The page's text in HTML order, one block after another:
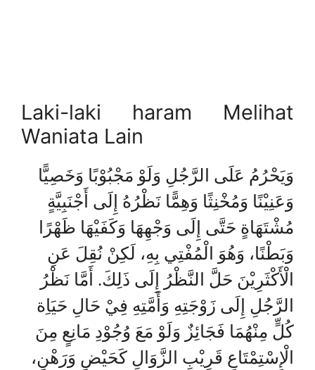
Laki-laki haram Melihat
Waniata Lain
وَيَحْرُمُ عَلَى الرَّجُلِ وَلَوْ مَجْبُوْبًا وَخَصِيًّا
وَعَنِيْنًا وَمُخْنِثًا وَهِمًّا نَظْرُهُ إِلَى أَجْنَبِيَّةٍ
مُشْتَهَاةٍ حَتَّى إِلَى وَجْهِهَا وَكَفَيْهَا ظَهْرًا
وَبَطْنًا، وَهُوَ الْمُفْتِي بِهِ، لَكِنْ نُقِلَ عَنِ
الْأَكْثَرِيْنَ حَلَّ النَّظْرُ إِلَى ذَلِكَ. أَمَّا نَظْرُ
الرَّجُلِ إِلَى زَوْجَتِهِ وَأَمَّتِهِ فِيْ حَالِ حَيَاِة
كُلٍّ مِنْهُمَا فَجَائِزٌ وَلَوْ مَعَ وُجُوْدِ مَانِعٍ مِنَ
الْإِسْتِمْتَاعِ قَرِيْبِ الزَّوَالِ كَحَيْضٍ وَرَهْنٍ،